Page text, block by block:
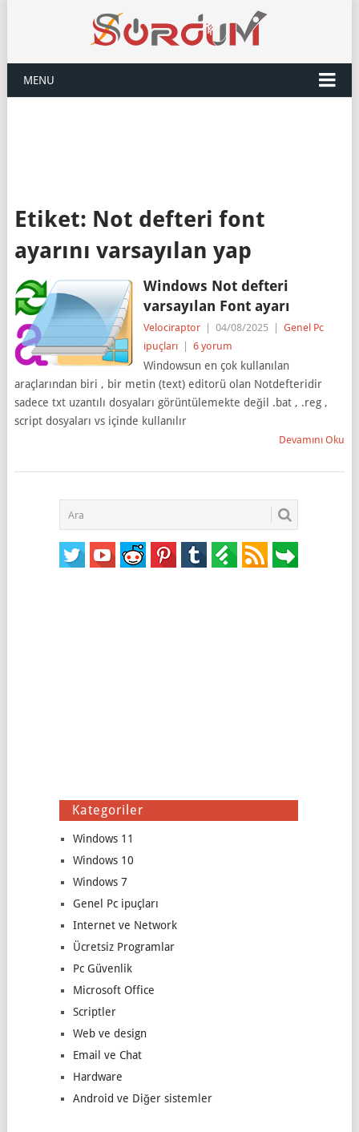
MENU
Etiket: Not defteri font
ayarını varsayılan yap
Windows Not defteri
varsayılan Font ayarı
Velociraptor 04/08/2025
Genel Pc
ipuçları
6 yorum
Windowsun en çok kullanılan
araçlarından biri , bir metin (text) editorü olan Notdefteridir
sadece txt uzantılı dosyaları görüntülemekte değil .bat , .reg ,
script dosyaları vs içinde kullanılır
Devamını Oku
Kategoriler
Windows 11
Windows 10
Windows 7
Genel Pc ipuçları
Internet ve Network
Ücretsiz Programlar
Pc Güvenlik
Microsoft Office
Scriptler
Web ve design
Email ve Chat
Hardware
Android ve Diğer sistemler